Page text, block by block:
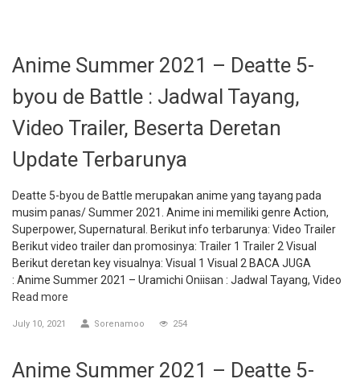
Anime Summer 2021 – Deatte 5-
byou de Battle : Jadwal Tayang,
Video Trailer, Beserta Deretan
Update Terbarunya
Deatte 5-byou de Battle merupakan anime yang tayang pada
musim panas/ Summer 2021. Anime ini memiliki genre Action,
Superpower, Supernatural. Berikut info terbarunya: Video Trailer
Berikut video trailer dan promosinya: Trailer 1 Trailer 2 Visual
Berikut deretan key visualnya: Visual 1 Visual 2 BACA JUGA
: Anime Summer 2021 – Uramichi Oniisan : Jadwal Tayang, Video
Read more
July 10, 2021 Sorenamoo 254
Anime Summer 2021 – Deatte 5-